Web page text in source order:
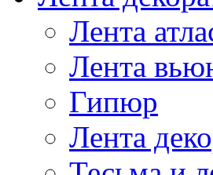
Лента
Лента
Гипюр
Лента